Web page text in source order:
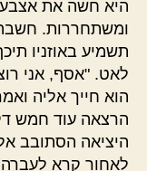
היא חשה את
ומשתחררות.
תשמיע באוזניו
לאט. "אסף, אני
הוא חייך אליה
הרצאה עוד חמש
היציאה הסתובב
לאחור קרא